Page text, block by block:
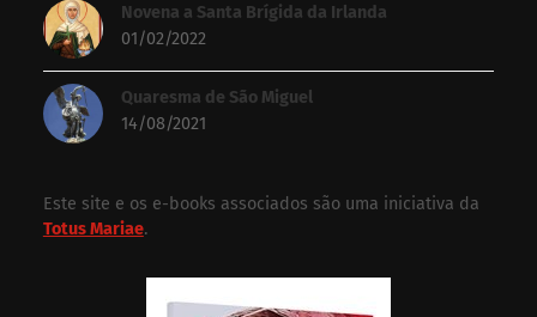
Novena a Santa Brígida da Irlanda
01/02/2022
Quaresma de São Miguel
14/08/2021
Este site e os e-books associados são uma iniciativa da
Totus Mariae.